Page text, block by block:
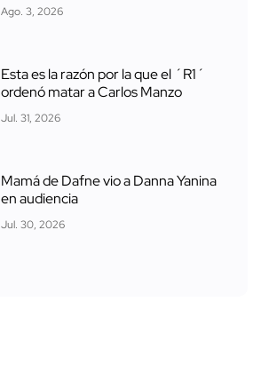
Ago. 3, 2026
Esta es la razón por la que el ´R1´
ordenó matar a Carlos Manzo
Jul. 31, 2026
Mamá de Dafne vio a Danna Yanina
en audiencia
Jul. 30, 2026